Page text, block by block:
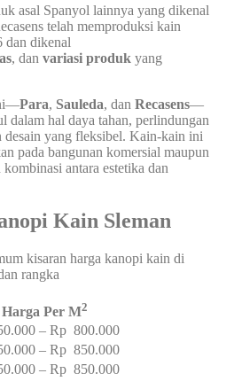
asal Spanyol lainnya yang dikenal
telah memproduksi kain
dan dikenal
, dan variasi produk yang
Para, Sauleda, dan Recasens—
dalam hal daya tahan, perlindungan
desain yang fleksibel. Kain-kain ini
pada bangunan komersial maupun
antara estetika dan
Kain Sleman
kisaran harga kanopi kain di
rangka
Harga Per M2
– Rp 800.000
– Rp 850.000
– Rp 850.000